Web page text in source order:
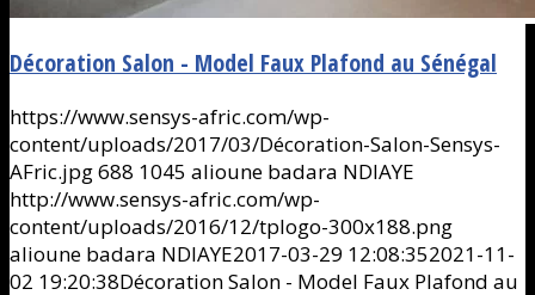
Décoration Salon - Model Faux Plafond au Sénégal
https://www.sensys-afric.com/wp-
content/uploads/2017/03/Décoration-Salon-Sensys-
AFric.jpg688 1045 alioune badara NDIAYE
http://www.sensys-afric.com/wp-
content/uploads/2016/12/tplogo-300x188.png
alioune badara NDIAYE2017-03-29 12:08:352021-11-
02 19:20:38Décoration Salon - Model Faux Plafond au